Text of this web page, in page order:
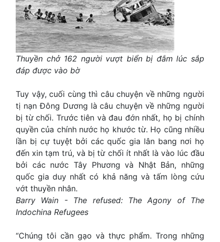
Thuyền chở 162 người vượt biển bị đắm lúc sắp
đáp được vào bờ
Tuy vậy, cuối cùng thì câu chuyện về những người
tị nạn Ðông Dương là câu chuyện về những người
bị từ chối. Trước tiên và đau đớn nhất, họ bị chính
quyền của chính nước họ khước từ. Họ cũng nhiều
lần bị cự tuyệt bởi các quốc gia lân bang nơi họ
đến xin tạm trú, và bị từ chối ít nhất là vào lúc đầu
bởi các nước Tây Phương và Nhật Bản, những
quốc gia duy nhất có khả năng và tấm lòng cứu
vớt thuyền nhân.
Barry Wain - The refused: The Agony of The
Indochina Refugees
“Chúng tôi cần gạo và thực phẩm. Trong những